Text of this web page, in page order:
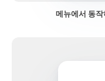
메뉴에서 동